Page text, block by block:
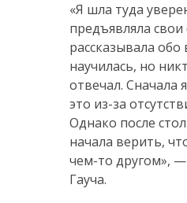
«Я шла туда
предъявляла
рассказывала обо
научилась, но
отвечал. Сначала
это из-за
Однако после
начала верить,
чем-то другом»,
Гауча.